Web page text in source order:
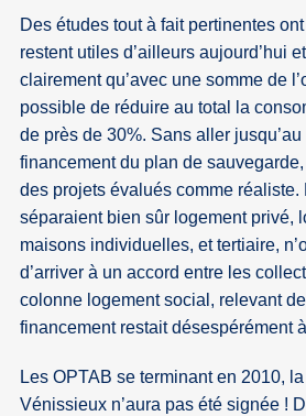
Des études tout à fait pertinentes
restent utiles d’ailleurs aujourd’hui
clairement qu’avec une somme de
possible de réduire au total la
de près de 30%. Sans aller
financement du plan de sauvegarde,
des projets évalués comme réaliste.
séparaient bien sûr logement privé,
maisons individuelles, et tertiaire,
d’arriver à un accord entre les
colonne logement social, relevant
financement restait désespérément
Les OPTAB se terminant en 2010,
Vénissieux n’aura pas été signée !